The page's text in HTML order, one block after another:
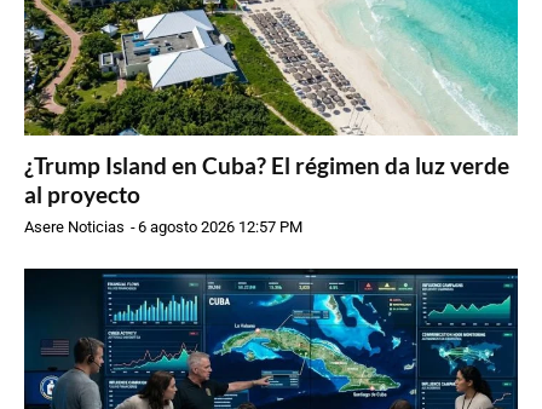
¿Trump Island en Cuba? El régimen da luz verde
al proyecto
Asere Noticias -6 agosto 2026 12:57 PM